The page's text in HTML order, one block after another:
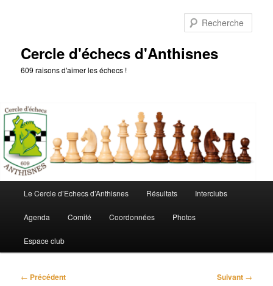
Cercle d'échecs d'Anthisnes
609 raisons d'aimer les échecs !
principal
Le Cercle d’Echecs d’Anthisnes Résultats Interclubs
Agenda Comité Coordonnées Photos
Espace club
Navigation
← Précédent Suivant →